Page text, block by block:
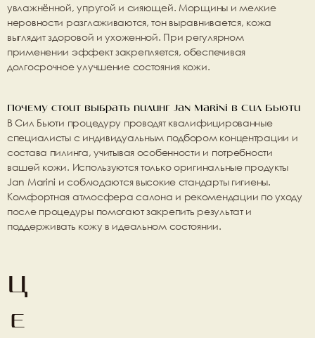
увлажнённой, упругой и сияющей. Морщины и мелкие
неровности разглаживаются, тон выравнивается, кожа
выглядит здоровой и ухоженной. При регулярном
применении эффект закрепляется, обеспечивая
долгосрочное улучшение состояния кожи.
Почему стоит выбрать пилинг Jan Marini в Сил Бьюти
В Сил Бьюти процедуру проводят квалифицированные
специалисты с индивидуальным подбором концентрации и
состава пилинга, учитывая особенности и потребности
вашей кожи. Используются только оригинальные продукты
Jan Marini и соблюдаются высокие стандарты гигиены.
Комфортная атмосфера салона и рекомендации по уходу
после процедуры помогают закрепить результат и
поддерживать кожу в идеальном состоянии.
Ц
е